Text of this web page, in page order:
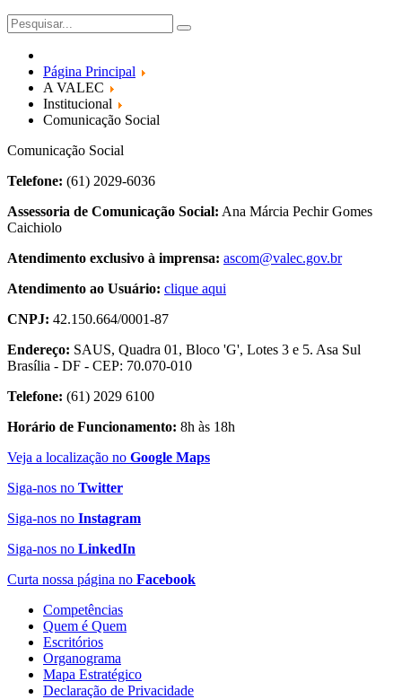
Página Principal
A VALEC
Institucional
Comunicação Social
Comunicação Social
Telefone: (61) 2029-6036
Assessoria de Comunicação Social: Ana Márcia Pechir Gomes
Caichiolo
Atendimento exclusivo à imprensa: ascom@valec.gov.br
Atendimento ao Usuário: clique aqui
CNPJ: 42.150.664/0001-87
Endereço: SAUS, Quadra 01, Bloco 'G', Lotes 3 e 5. Asa Sul
Brasília - DF - CEP: 70.070-010
Telefone: (61) 2029 6100
Horário de Funcionamento: 8h às 18h
Veja a localização no Google Maps
Siga-nos no Twitter
Siga-nos no Instagram
Siga-nos no LinkedIn
Curta nossa página no Facebook
Competências
Quem é Quem
Escritórios
Organograma
Mapa Estratégico
Declaração de Privacidade